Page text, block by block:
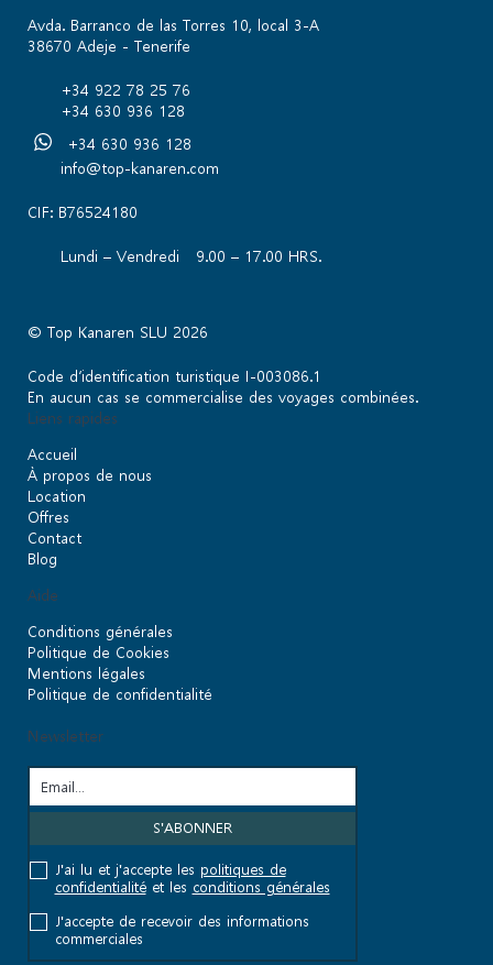
Avda. Barranco de las Torres 10, local 3-A
38670 Adeje - Tenerife
+34 922 78 25 76
+34 630 936 128
+34 630 936 128
info@top-kanaren.com
CIF: B76524180
Lundi – Vendredi 9.00 – 17.00 HRS.
© Top Kanaren SLU 2026
Code d’identification turistique I-003086.1
En aucun cas se commercialise des voyages combinées.
Liens rapides
Accueil
À propos de nous
Location
Offres
Contact
Blog
Aide
Conditions générales
Politique de Cookies
Mentions légales
Politique de confidentialité
Newsletter
J'ai lu et j'accepte les politiques de
confidentialitéet les conditions générales
J'accepte de recevoir des informations
commerciales